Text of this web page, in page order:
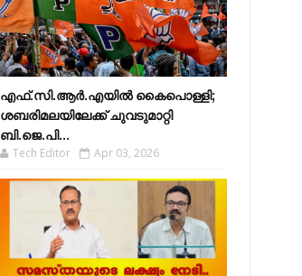
എഫ്​.സി.ആർ.എയിൽ കൈപൊള്ളി;
ശബരിമലയിലേക്ക്​ ചുവടുമാറ്റി
ബി.ജെ.പി...
Tech Editor Apr 03, 2026